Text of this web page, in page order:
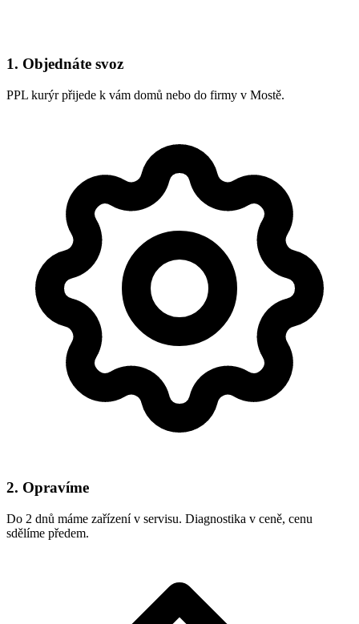
1. Objednáte svoz
PPL kurýr přijede k vám domů nebo do firmy v Mostě.
2. Opravíme
Do 2 dnů máme zařízení v servisu. Diagnostika v ceně, cenu
sdělíme předem.